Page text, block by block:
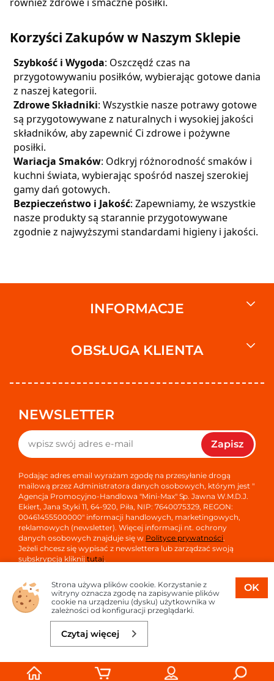
Korzyści Zakupów w Naszym Sklepie
Szybkość i Wygoda: Oszczędź czas na
przygotowywaniu posiłków, wybierając gotowe dania
z naszej kategorii.
Zdrowe Składniki: Wszystkie nasze potrawy gotowe
są przygotowywane z naturalnych i wysokiej jakości
składników, aby zapewnić Ci zdrowe i pożywne
posiłki.
Wariacja Smaków: Odkryj różnorodność smaków i
kuchni świata, wybierając spośród naszej szerokiej
gamy dań gotowych.
Bezpieczeństwo i Jakość: Zapewniamy, że wszystkie
nasze produkty są starannie przygotowywane
zgodnie z najwyższymi standardami higieny i jakości.
INFORMACJE
OBSŁUGA KLIENTA
NEWSLETTER
Zapisz
Podając adres email wyrażam zgodę na przesyłanie drogą
mailową przez Administratora danych osobowych, którym jest "
Agencja Promocyjno-Handlowa "Mini-Max" Sp. Jawna W.M.D.J.
Ekiert, Jana Styki 11, 64-920, Piła, NIP: 7640075329, REGON:
00461455500000" informacji handlowych, marketingowych,
reklamowych (newsletter). Więcej informacji nt. ochrony
danych osobowych znajduje się w Polityce prywatności.
Jeżeli chcesz się wypisać z newslettera lub zarządzać swoją
subskrypcją kliknijtutaj.
Copyright © 2026
Oprogramowanie sklepu:
Projekt i strony:
OK
Strona używa plików cookie. Korzystanie z
witryny oznacza zgodę na zapisywanie plików
cookie na urządzeniu (dysku) użytkownika w
zależności od konfiguracji przeglądarki.
Czytaj więcej